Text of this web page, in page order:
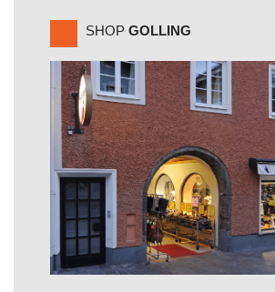
SHOP GOLLING